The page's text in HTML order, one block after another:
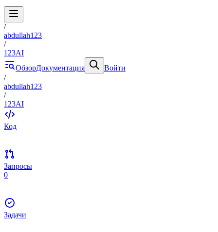
/
abdullah123
/
123AI
ОбзорДокументация
Войти
/
abdullah123
/
123AI
Код
Запросы
0
Задачи